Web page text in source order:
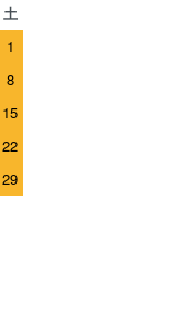
土
1
8
15
22
29